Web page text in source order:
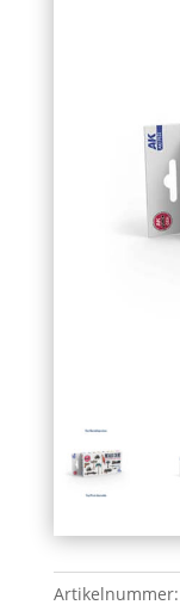
Artikelnummer: